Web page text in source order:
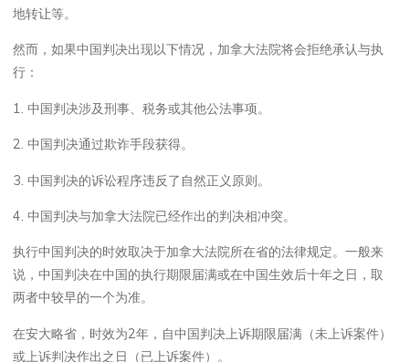
地转让等。
然而，如果中国判决出现以下情况，加拿大法院将会拒绝承认与执
行：
1. 中国判决涉及刑事、税务或其他公法事项。
2. 中国判决通过欺诈手段获得。
3. 中国判决的诉讼程序违反了自然正义原则。
4. 中国判决与加拿大法院已经作出的判决相冲突。
执行中国判决的时效取决于加拿大法院所在省的法律规定。一般来
说，中国判决在中国的执行期限届满或在中国生效后十年之日，取
两者中较早的一个为准。
在安大略省，时效为2年，自中国判决上诉期限届满（未上诉案件）
或上诉判决作出之日（已上诉案件）。